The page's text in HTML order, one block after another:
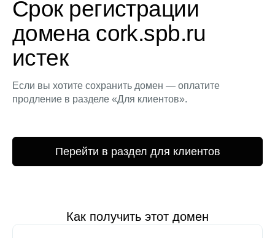
Срок регистрации
домена cork.spb.ru
истек
Если вы хотите сохранить домен — оплатите
продление в разделе «Для клиентов».
Перейти в раздел для клиентов
Как получить этот домен